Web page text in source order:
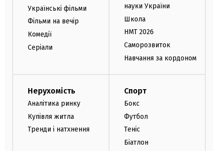
Українські фільми
Фільми на вечір
Комедії
Серіали
науки України
Школа
НМТ 2026
Саморозвиток
Навчання за кордоном
Нерухомість
Аналітика ринку
Купівля житла
Тренди і натхнення
Спорт
Бокс
Футбол
Теніс
Біатлон